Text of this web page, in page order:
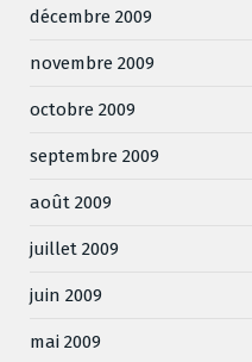
décembre 2009
novembre 2009
octobre 2009
septembre 2009
août 2009
juillet 2009
juin 2009
mai 2009